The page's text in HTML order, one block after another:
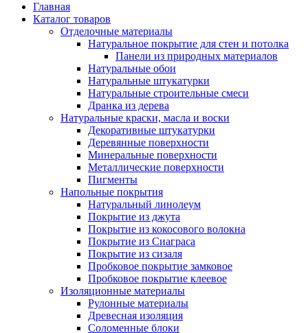
Главная
Каталог товаров
Отделочные материалы
Натуральное покрытие для стен и потолка
Панели из природных материалов
Натуральные обои
Натуральные штукатурки
Натуральные строительные смеси
Дранка из дерева
Натуральные краски, масла и воски
Декоративные штукатурки
Деревянные поверхности
Минеральные поверхности
Металлические поверхности
Пигменты
Напольные покрытия
Натуральный линолеум
Покрытие из джута
Покрытие из кокосового волокна
Покрытие из Сиаграса
Покрытие из сизаля
Пробковое покрытие замковое
Пробковое покрытие клеевое
Изоляционные материалы
Рулонные материалы
Древесная изоляция
Соломенные блоки